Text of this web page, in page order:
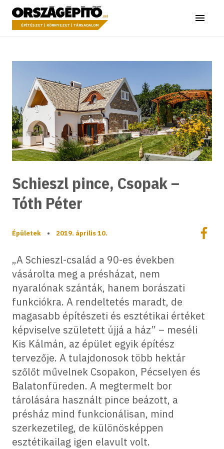
a tartalomhoz
Országépítő
ÉPÍTÉSZET | KÖRNYEZET | TÁRSADALOM Menü
Schieszl pince, Csopak –
Tóth Péter
Épületek • 2019. április 10.
„A Schieszl-család a 90-es években
vásárolta meg a présházat, nem
nyaralónak szánták, hanem borászati
funkciókra. A rendeltetés maradt, de
magasabb építészeti és esztétikai értéket
képviselve született újjá a ház” – meséli
Kis Kálmán, az épület egyik építész
tervezője. A tulajdonosok több hektár
szőlőt művelnek Csopakon, Pécselyen és
Balatonfüreden. A megtermelt bor
tárolására használt pince beázott, a
présház mind funkcionálisan, mind
szerkezetileg, de különösképpen
esztétikailag igen elavult volt.